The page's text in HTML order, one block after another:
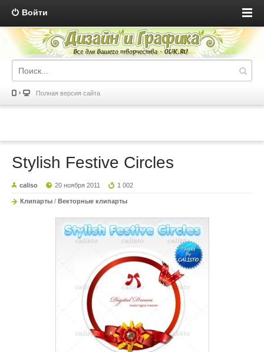
Войти
Полная версия сайта
Stylish Festive Circles
caliso 20 ноября 2011 1 002
Клипарты / Векторные клипарты